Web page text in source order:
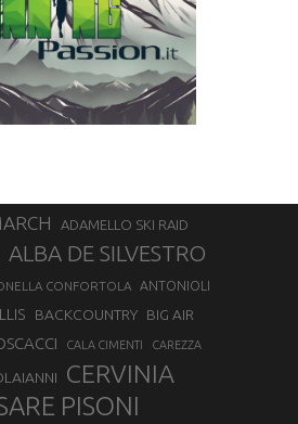
ADAMELLO SKI RAID
ALBA DE SILVESTRO
CONFORTOLA ANTONIOLI
BACKCOUNTRY BIG AIR
CALA CIMENTI CAREZZA
CERVINIA
PISONI